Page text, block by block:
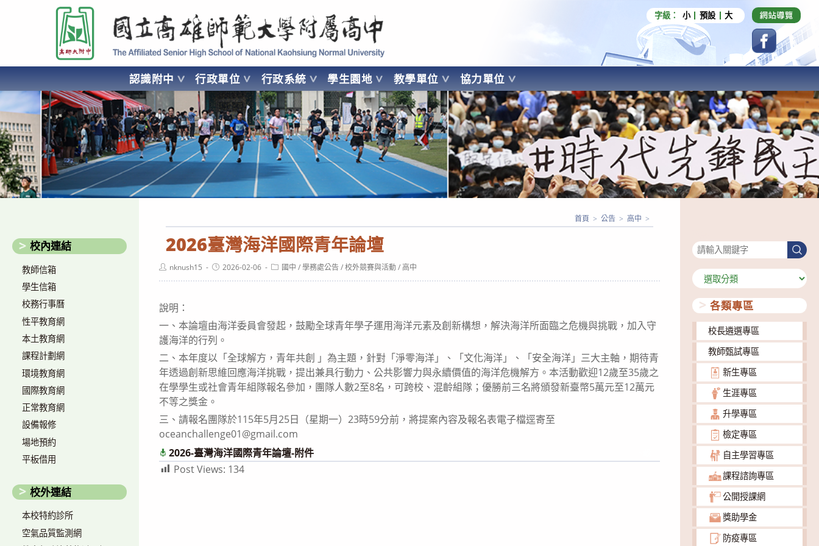
要
容
國立高雄師範大學附屬高級中學 Affiliated Senior High School of National Kaohsiung Normal University
字級： 小 預設 大
認識附中 行政單位 行政系統 學生園地 教學單位 協力單位
AFFILIATED SENIOR HIGH SCHOOL OF NATIONAL KAOHSIUNG NORMAL UNIVERSITY
2026臺灣海洋國際青年論壇
首頁 > 公告 > 高中 >
Postnknush15
Post2026-02-06
Post國中 / 學務處公告 / 校外競賽與活動 / 高中
說明：
一、本論壇由海洋委員會發起，鼓勵全球青年學子運用海洋元素及創新構想，解決海洋所面臨之危機與挑戰，加入守
護海洋的行列。
二、本年度以「全球解方，青年共創 」為主題，針對「淨零海洋」、「文化海洋」、「安全海洋」三大主軸，期待青
年透過創新思維回應海洋挑戰，提出兼具行動力、公共影響力與永續價值的海洋危機解方。本活動歡迎12歲至35歲之
在學學生或社會青年組隊報名參加，團隊人數2至8名，可跨校、混齡組隊；優勝前三名將頒發新臺幣5萬元至12萬元
不等之獎金。
三、請報名團隊於115年5月25日（星期一）23時59分前，將提案內容及報名表電子檔逕寄至
oceanchallenge01@gmail.com
2026-臺灣海洋國際青年論壇-附件
Post Views: 134
校內連結
教師信箱
學生信箱
校務行事曆
性平教育網
本土教育網
課程計劃網
環境教育網
國際教育網
正常教育網
設備報修
場地預約
平板借用
校外連結
本校特約診所
空氣品質監測網
搜
尋
分
類
各類專區
校長遴選專區
教師甄試專區
新生專區
生涯專區
升學專區
檢定專區
自主學習專區
課程諮詢專區
公開授課網
獎助學金
防疫專區